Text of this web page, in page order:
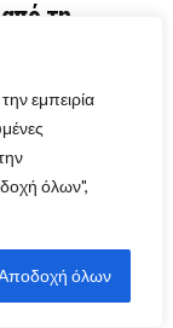
εμπειρία
όλων",
όλων
τη